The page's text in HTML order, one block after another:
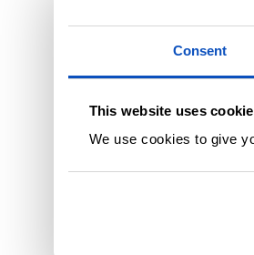
Consent
This website uses
We use cookies to give